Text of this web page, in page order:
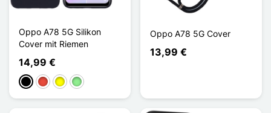
Oppo A78 5G Silikon
Cover mit Riemen
14,99 €
Schwarz
Rot GelbHellgrün
Oppo A78 5G Cover
13,99 €